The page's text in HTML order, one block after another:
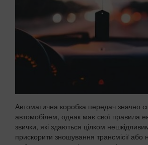
Автоматична коробка передач значно
автомобілем, однак має свої правила
звички, які здаються цілком
прискорити зношування трансмісії або